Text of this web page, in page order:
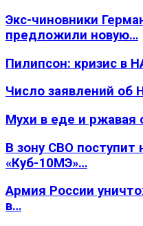
Экс-чиновники
предложили новую…
Пилипсон: кризис в
Число заявлений об
Мухи в еде и ржавая
В зону СВО поступит
«Куб-10МЭ»…
Армия России
в…